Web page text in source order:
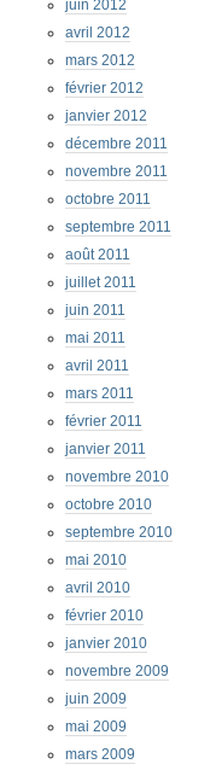
juin 2012
avril 2012
mars 2012
février 2012
janvier 2012
décembre 2011
novembre 2011
octobre 2011
septembre 2011
août 2011
juillet 2011
juin 2011
mai 2011
avril 2011
mars 2011
février 2011
janvier 2011
novembre 2010
octobre 2010
septembre 2010
mai 2010
avril 2010
février 2010
janvier 2010
novembre 2009
juin 2009
mai 2009
mars 2009